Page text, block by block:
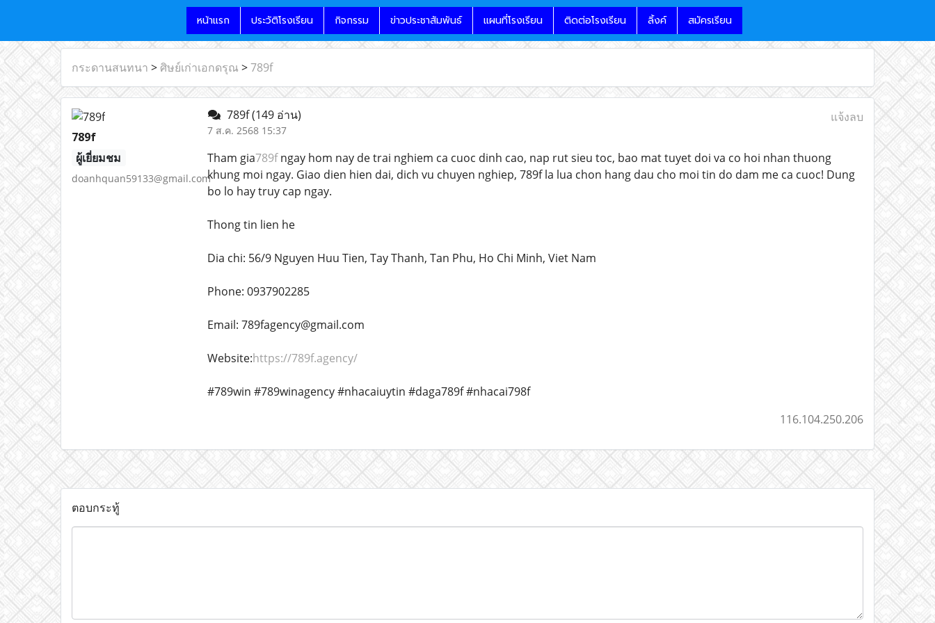
หน้าแรก ประวัติโรงเรียน กิจกรรม ข่าวประชาสัมพันธ์ แผนที่โรงเรียน ติดต่อโรงเรียน ลิ้งค์ สมัครเรียน
กระดานสนทนา > ศิษย์เก่าเอกดรุณ >789f
789f
ผู้เยี่ยมชม
doanhquan59133@gmail.com
789f(149 อ่าน)
7 ส.ค. 2568 15:37
แจ้งลบ
Tham gia789fngay hom nay de trai nghiem ca cuoc dinh cao, nap rut sieu toc, bao mat tuyet doi va co hoi nhan thuong
khung moi ngay. Giao dien hien dai, dich vu chuyen nghiep, 789f la lua chon hang dau cho moi tin do dam me ca cuoc! Dung
bo lo hay truy cap ngay.
Thong tin lien he
Dia chi: 56/9 Nguyen Huu Tien, Tay Thanh, Tan Phu, Ho Chi Minh, Viet Nam
Phone: 0937902285
Email: 789fagency@gmail.com
Website:https://789f.agency/
#789win #789winagency #nhacaiuytin #daga789f #nhacai798f
116.104.250.206
ตอบกระทู้